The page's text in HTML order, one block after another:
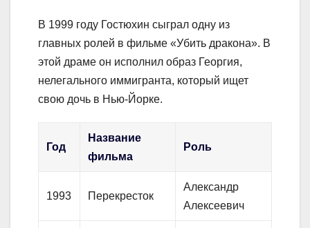
В 1999 году Гостюхин сыграл одну из
главных ролей в фильме «Убить дракона». В
этой драме он исполнил образ Георгия,
нелегального иммигранта, который ищет
свою дочь в Нью-Йорке.
Год
Название
фильма
Роль
1993 Перекресток
Александр
Алексеевич